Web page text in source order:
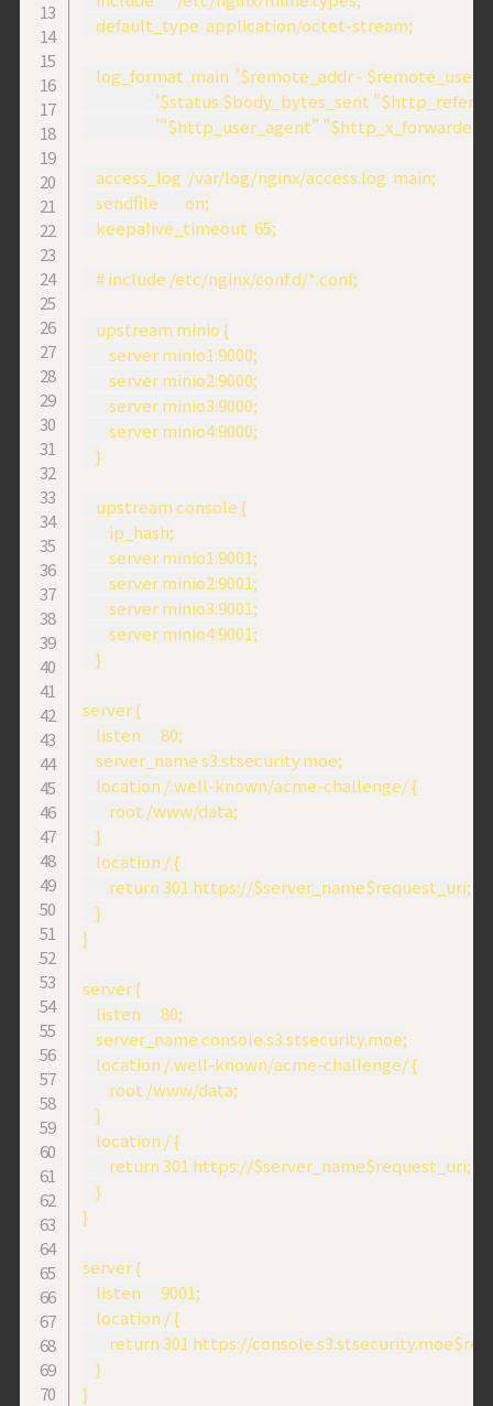
    default_type  application/octet-stream;
log_format  main  '$remote_addr - $remote_user
'$status $body_bytes_sent
'"$http_user_agent"
    access_log  /var/log/nginx/access.log  main;
    sendfile        on;
    keepalive_timeout  65;
    # include /etc/nginx/conf.d/*.conf;
    upstream minio {
        server minio1:9000;
        server minio2:9000;
        server minio3:9000;
        server minio4:9000;
    }
    upstream console {
        ip_hash;
        server minio1:9001;
        server minio2:9001;
        server minio3:9001;
        server minio4:9001;
    }
server {
    listen      80;
    server_name s3.stsecurity.moe;
    location /.well-known/acme-challenge/ {
        root /www/data;
    }
    location / {
        return 301 https://$server_name$request_uri;
    }
}
server {
    listen      80;
    server_name console.s3.stsecurity.moe;
    location /.well-known/acme-challenge/ {
        root /www/data;
    }
    location / {
        return 301 https://$server_name$request_uri;
    }
}
server {
    listen      9001;
    location / {
return 301 https://
    }
}